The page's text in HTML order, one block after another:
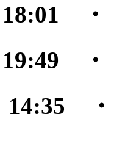
18:01 ・
19:49 ・
14:35